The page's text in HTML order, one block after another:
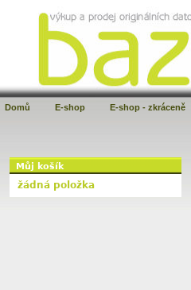
Domů E-shop E-shop - zkráceně
Můj košík
žádná položka